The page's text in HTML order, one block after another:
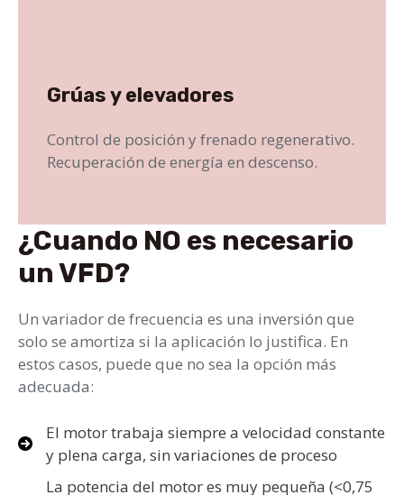
Grúas y elevadores
Control de posición y frenado regenerativo.
Recuperación de energía en descenso.
¿Cuando NO es necesario
un VFD?
Un variador de frecuencia es una inversión que
solo se amortiza si la aplicación lo justifica. En
estos casos, puede que no sea la opción más
adecuada:
El motor trabaja siempre a velocidad constante
y plena carga, sin variaciones de proceso
La potencia del motor es muy pequeña (<0,75